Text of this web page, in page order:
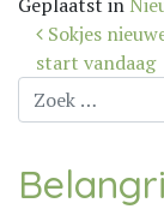
Bericht
navigatie
Sokjes
start vandaag
Zoek
naar: